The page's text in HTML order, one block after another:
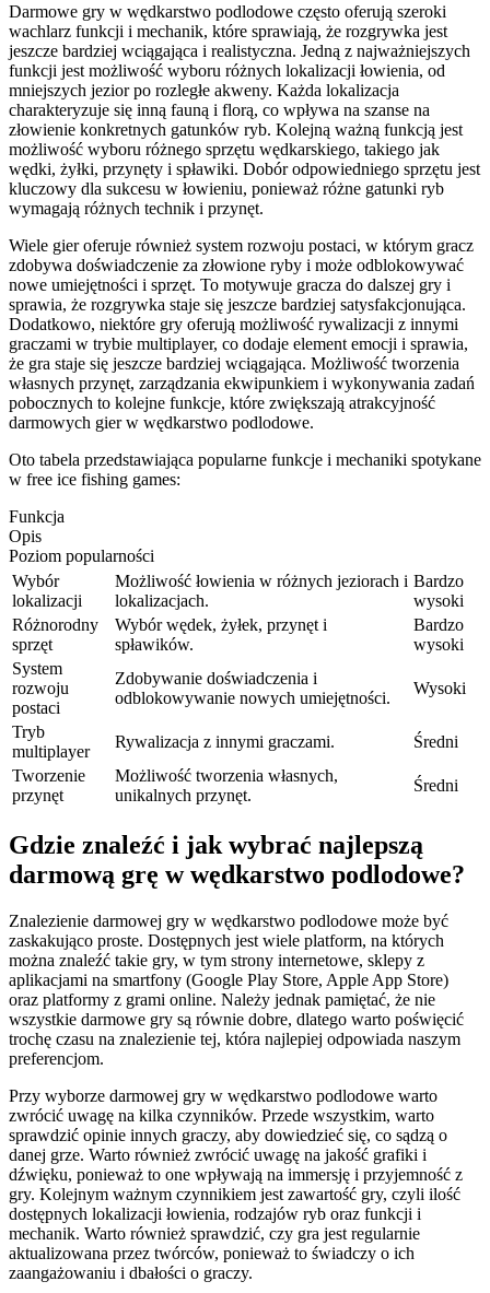
Darmowe gry w wędkarstwo podlodowe często oferują szeroki
wachlarz funkcji i mechanik, które sprawiają, że rozgrywka jest
jeszcze bardziej wciągająca i realistyczna. Jedną z najważniejszych
funkcji jest możliwość wyboru różnych lokalizacji łowienia, od
mniejszych jezior po rozległe akweny. Każda lokalizacja
charakteryzuje się inną fauną i florą, co wpływa na szanse na
złowienie konkretnych gatunków ryb. Kolejną ważną funkcją jest
możliwość wyboru różnego sprzętu wędkarskiego, takiego jak
wędki, żyłki, przynęty i spławiki. Dobór odpowiedniego sprzętu jest
kluczowy dla sukcesu w łowieniu, ponieważ różne gatunki ryb
wymagają różnych technik i przynęt.
Wiele gier oferuje również system rozwoju postaci, w którym gracz
zdobywa doświadczenie za złowione ryby i może odblokowywać
nowe umiejętności i sprzęt. To motywuje gracza do dalszej gry i
sprawia, że rozgrywka staje się jeszcze bardziej satysfakcjonująca.
Dodatkowo, niektóre gry oferują możliwość rywalizacji z innymi
graczami w trybie multiplayer, co dodaje element emocji i sprawia,
że gra staje się jeszcze bardziej wciągająca. Możliwość tworzenia
własnych przynęt, zarządzania ekwipunkiem i wykonywania zadań
pobocznych to kolejne funkcje, które zwiększają atrakcyjność
darmowych gier w wędkarstwo podlodowe.
Oto tabela przedstawiająca popularne funkcje i mechaniki spotykane
w free ice fishing games:
Funkcja
Opis
Poziom popularności
Wybór
lokalizacji
Możliwość łowienia w różnych jeziorach i
lokalizacjach.
Bardzo
wysoki
Różnorodny
sprzęt
Wybór wędek, żyłek, przynęt i
spławików.
Bardzo
wysoki
System
rozwoju
postaci
Zdobywanie doświadczenia i
odblokowywanie nowych umiejętności.
Wysoki
Tryb
multiplayer
Rywalizacja z innymi graczami.
Średni
Tworzenie
przynęt
Możliwość tworzenia własnych,
unikalnych przynęt.
Średni
Gdzie znaleźć i jak wybrać najlepszą
darmową grę w wędkarstwo podlodowe?
Znalezienie darmowej gry w wędkarstwo podlodowe może być
zaskakująco proste. Dostępnych jest wiele platform, na których
można znaleźć takie gry, w tym strony internetowe, sklepy z
aplikacjami na smartfony (Google Play Store, Apple App Store)
oraz platformy z grami online. Należy jednak pamiętać, że nie
wszystkie darmowe gry są równie dobre, dlatego warto poświęcić
trochę czasu na znalezienie tej, która najlepiej odpowiada naszym
preferencjom.
Przy wyborze darmowej gry w wędkarstwo podlodowe warto
zwrócić uwagę na kilka czynników. Przede wszystkim, warto
sprawdzić opinie innych graczy, aby dowiedzieć się, co sądzą o
danej grze. Warto również zwrócić uwagę na jakość grafiki i
dźwięku, ponieważ to one wpływają na immersję i przyjemność z
gry. Kolejnym ważnym czynnikiem jest zawartość gry, czyli ilość
dostępnych lokalizacji łowienia, rodzajów ryb oraz funkcji i
mechanik. Warto również sprawdzić, czy gra jest regularnie
aktualizowana przez twórców, ponieważ to świadczy o ich
zaangażowaniu i dbałości o graczy.